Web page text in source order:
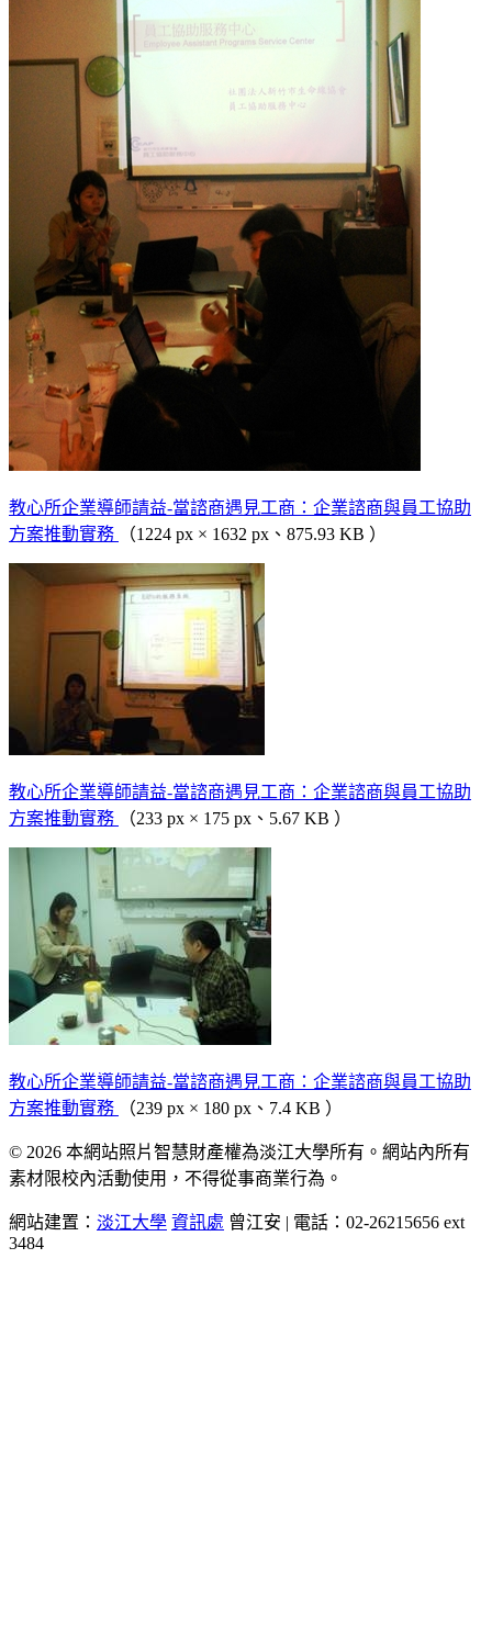
教心所企業導師請益-當諮商遇見工商：企業諮商與員工協助
方案推動實務
（1224 px × 1632 px、875.93 KB ）
教心所企業導師請益-當諮商遇見工商：企業諮商與員工協助
方案推動實務
（233 px × 175 px、5.67 KB ）
教心所企業導師請益-當諮商遇見工商：企業諮商與員工協助
方案推動實務
（239 px × 180 px、7.4 KB ）
© 2026 本網站照片智慧財產權為淡江大學所有。網站內所有
素材限校內活動使用，不得從事商業行為。
網站建置： 淡江大學 資訊處 曾江安 | 電話：02-26215656 ext
3484